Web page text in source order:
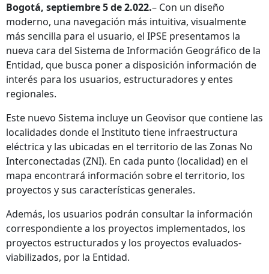
Bogotá, septiembre 5 de 2.022.– Con un diseño
moderno, una navegación más intuitiva, visualmente
más sencilla para el usuario, el IPSE presentamos la
nueva cara del Sistema de Información Geográfico de la
Entidad, que busca poner a disposición información de
interés para los usuarios, estructuradores y entes
regionales.
Este nuevo Sistema incluye un Geovisor que contiene las
localidades donde el Instituto tiene infraestructura
eléctrica y las ubicadas en el territorio de las Zonas No
Interconectadas (ZNI). En cada punto (localidad) en el
mapa encontrará información sobre el territorio, los
proyectos y sus características generales.
Además, los usuarios podrán consultar la información
correspondiente a los proyectos implementados, los
proyectos estructurados y los proyectos evaluados-
viabilizados, por la Entidad.